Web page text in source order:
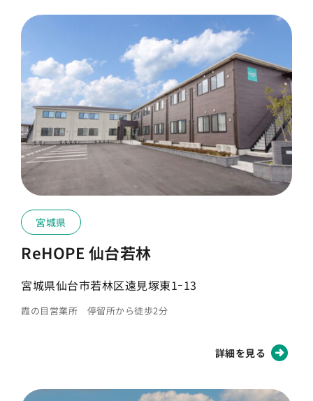
宮城県
ReHOPE 仙台若林
宮城県仙台市若林区遠見塚東1ｰ13
霞の目営業所 停留所から徒歩2分
詳細を見る